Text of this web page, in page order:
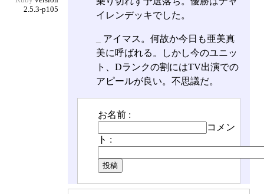
イレンデッキでした。
アイマス。何故か今日も亜美真
美に呼ばれる。しかし今のユニッ
ト、Dランクの割にはTV出演での
アピールが良い。不思議だ。
お名前 :
コメン
ト :
2.5.3-p105